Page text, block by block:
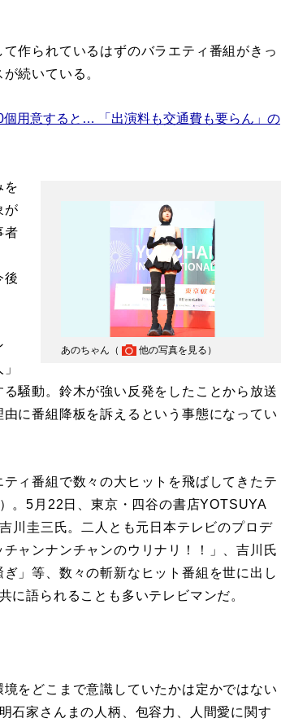
作られているはずのバラエティ番組がきっ
続いている。
用意すると… 「出演料も交通費も要らん」の
あのちゃん（ 他の写真を見る ）
を
が
者
後
騒動。鈴木が強い反発をしたことから放送
に番組降板を訴えるという事態になってい
ィ番組で数々の大ヒットを飛ばしてきたテ
。5月22日、東京・四谷の書店YOTSUYA
川圭三氏。二人とも元日本テレビのプロデ
ャンナンチャンのウリナリ！！」、吉川氏
」等、数々の斬新なヒット番組を世に出し
に語られることも多いテレビマンだ。
をどこまで意識していたかは定かではない
石家さんまの人柄、包容力、人間愛に関す